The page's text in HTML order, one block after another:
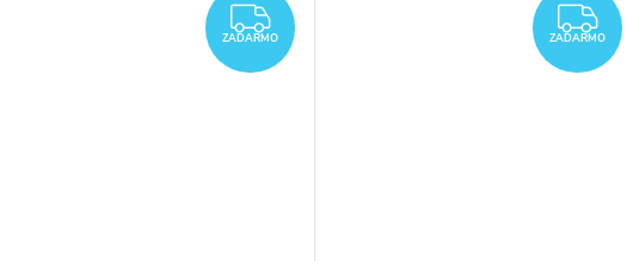
ZADARMO
ZADARMO ZADARMO